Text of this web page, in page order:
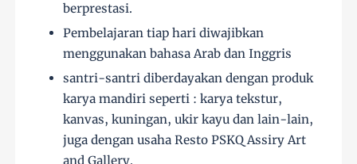
berprestasi.
Pembelajaran tiap hari diwajibkan
menggunakan bahasa Arab dan Inggris
santri-santri diberdayakan dengan produk
karya mandiri seperti : karya tekstur,
kanvas, kuningan, ukir kayu dan lain-lain,
juga dengan usaha Resto PSKQ Assiry Art
and Gallery.